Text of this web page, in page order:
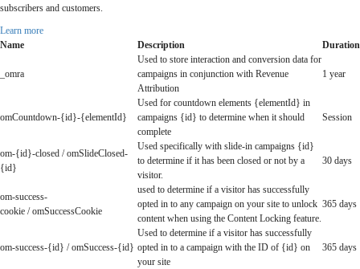
subscribers and customers.
Learn more
Name
Description Duration
_omra
Used to store interaction and conversion data for
campaigns in conjunction with Revenue
Attribution
1 year
omCountdown-{id}-{elementId}
Used for countdown elements {elementId} in
campaigns {id} to determine when it should
complete
Session
om-{id}-closed / omSlideClosed-
{id}
Used specifically with slide-in campaigns {id}
to determine if it has been closed or not by a
visitor.
30 days
om-success-
cookie / omSuccessCookie
used to determine if a visitor has successfully
opted in to any campaign on your site to unlock
content when using the Content Locking feature.
365 days
om-success-{id} / omSuccess-{id}
Used to determine if a visitor has successfully
opted in to a campaign with the ID of {id} on
your site
365 days